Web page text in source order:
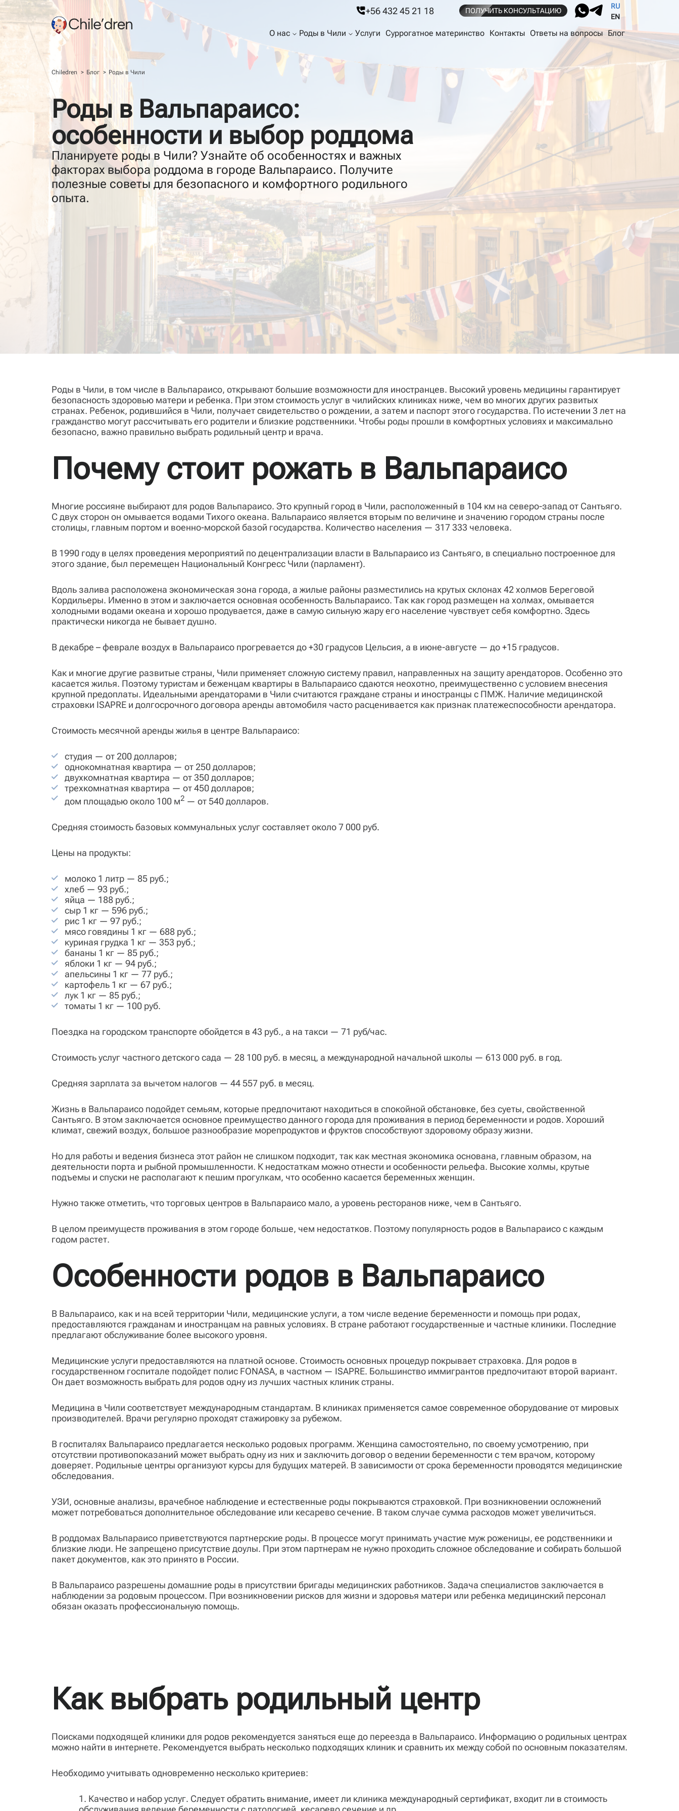
О нас
О нас
Роды в Чили
Почему Чили Роды в Чили Паспорт Чили
Услуги Суррогатное материнство Контакты Ответы на вопросы Блог
+56 432 45 21 18 ПОЛУЧИТЬ КОНСУЛЬТАЦИЮ
RU
EN
Chiledren Блог Роды в Чили
Роды в Вальпараисо:
особенности и выбор роддома
Планируете роды в Чили? Узнайте об особенностях и важных
факторах выбора роддома в городе Вальпараисо. Получите
полезные советы для безопасного и комфортного родильного
опыта.
Роды в Чили, в том числе в Вальпараисо, открывают большие возможности для иностранцев. Высокий уровень медицины гарантирует
безопасность здоровью матери и ребенка. При этом стоимость услуг в чилийских клиниках ниже, чем во многих других развитых
странах. Ребенок, родившийся в Чили, получает свидетельство о рождении, а затем и паспорт этого государства. По истечении 3 лет на
гражданство могут рассчитывать его родители и близкие родственники. Чтобы роды прошли в комфортных условиях и максимально
безопасно, важно правильно выбрать родильный центр и врача.
Почему стоит рожать в Вальпараисо
Многие россияне выбирают для родов Вальпараисо. Это крупный город в Чили, расположенный в 104 км на северо-запад от Сантьяго.
С двух сторон он омывается водами Тихого океана. Вальпараисо является вторым по величине и значению городом страны после
столицы, главным портом и военно-морской базой государства. Количество населения — 317 333 человека.
В 1990 году в целях проведения мероприятий по децентрализации власти в Вальпараисо из Сантьяго, в специально построенное для
этого здание, был перемещен Национальный Конгресс Чили (парламент).
Вдоль залива расположена экономическая зона города, а жилые районы разместились на крутых склонах 42 холмов Береговой
Кордильеры. Именно в этом и заключается основная особенность Вальпараисо. Так как город размещен на холмах, омывается
холодными водами океана и хорошо продувается, даже в самую сильную жару его население чувствует себя комфортно. Здесь
практически никогда не бывает душно.
В декабре – феврале воздух в Вальпараисо прогревается до +30 градусов Цельсия, а в июне-августе — до +15 градусов.
Как и многие другие развитые страны, Чили применяет сложную систему правил, направленных на защиту арендаторов. Особенно это
касается жилья. Поэтому туристам и беженцам квартиры в Вальпараисо сдаются неохотно, преимущественно с условием внесения
крупной предоплаты. Идеальными арендаторами в Чили считаются граждане страны и иностранцы с ПМЖ. Наличие медицинской
страховки ISAPRE и долгосрочного договора аренды автомобиля часто расценивается как признак платежеспособности арендатора.
Стоимость месячной аренды жилья в центре Вальпараисо:
студия — от 200 долларов;
однокомнатная квартира — от 250 долларов;
двухкомнатная квартира — от 350 долларов;
трехкомнатная квартира — от 450 долларов;
дом площадью около 100 м2 — от 540 долларов.
Средняя стоимость базовых коммунальных услуг составляет около 7 000 руб.
Цены на продукты:
молоко 1 литр — 85 руб.;
хлеб — 93 руб.;
яйца — 188 руб.;
сыр 1 кг — 596 руб.;
рис 1 кг — 97 руб.;
мясо говядины 1 кг — 688 руб.;
куриная грудка 1 кг — 353 руб.;
бананы 1 кг — 85 руб.;
яблоки 1 кг — 94 руб.;
апельсины 1 кг — 77 руб.;
картофель 1 кг — 67 руб.;
лук 1 кг — 85 руб.;
томаты 1 кг — 100 руб.
Поездка на городском транспорте обойдется в 43 руб., а на такси — 71 руб/час.
Стоимость услуг частного детского сада — 28 100 руб. в месяц, а международной начальной школы — 613 000 руб. в год.
Средняя зарплата за вычетом налогов — 44 557 руб. в месяц.
Жизнь в Вальпараисо подойдет семьям, которые предпочитают находиться в спокойной обстановке, без суеты, свойственной
Сантьяго. В этом заключается основное преимущество данного города для проживания в период беременности и родов. Хороший
климат, свежий воздух, большое разнообразие морепродуктов и фруктов способствуют здоровому образу жизни.
Но для работы и ведения бизнеса этот район не слишком подходит, так как местная экономика основана, главным образом, на
деятельности порта и рыбной промышленности. К недостаткам можно отнести и особенности рельефа. Высокие холмы, крутые
подъемы и спуски не располагают к пешим прогулкам, что особенно касается беременных женщин.
Нужно также отметить, что торговых центров в Вальпараисо мало, а уровень ресторанов ниже, чем в Сантьяго.
В целом преимуществ проживания в этом городе больше, чем недостатков. Поэтому популярность родов в Вальпараисо с каждым
годом растет.
Особенности родов в Вальпараисо
В Вальпараисо, как и на всей территории Чили, медицинские услуги, а том числе ведение беременности и помощь при родах,
предоставляются гражданам и иностранцам на равных условиях. В стране работают государственные и частные клиники. Последние
предлагают обслуживание более высокого уровня.
Медицинские услуги предоставляются на платной основе. Стоимость основных процедур покрывает страховка. Для родов в
государственном госпитале подойдет полис FONASA, в частном — ISAPRE. Большинство иммигрантов предпочитают второй вариант.
Он дает возможность выбрать для родов одну из лучших частных клиник страны.
Медицина в Чили соответствует международным стандартам. В клиниках применяется самое современное оборудование от мировых
производителей. Врачи регулярно проходят стажировку за рубежом.
В госпиталях Вальпараисо предлагается несколько родовых программ. Женщина самостоятельно, по своему усмотрению, при
отсутствии противопоказаний может выбрать одну из них и заключить договор о ведении беременности с тем врачом, которому
доверяет. Родильные центры организуют курсы для будущих матерей. В зависимости от срока беременности проводятся медицинские
обследования.
УЗИ, основные анализы, врачебное наблюдение и естественные роды покрываются страховкой. При возникновении осложнений
может потребоваться дополнительное обследование или кесарево сечение. В таком случае сумма расходов может увеличиться.
В роддомах Вальпараисо приветствуются партнерские роды. В процессе могут принимать участие муж роженицы, ее родственники и
близкие люди. Не запрещено присутствие доулы. При этом партнерам не нужно проходить сложное обследование и собирать большой
пакет документов, как это принято в России.
В Вальпараисо разрешены домашние роды в присутствии бригады медицинских работников. Задача специалистов заключается в
наблюдении за родовым процессом. При возникновении рисков для жизни и здоровья матери или ребенка медицинский персонал
обязан оказать профессиональную помощь.
Как выбрать родильный центр
Поисками подходящей клиники для родов рекомендуется заняться еще до переезда в Вальпараисо. Информацию о родильных центрах
можно найти в интернете. Рекомендуется выбрать несколько подходящих клиник и сравнить их между собой по основным показателям.
Необходимо учитывать одновременно несколько критериев:
Качество и набор услуг. Следует обратить внимание, имеет ли клиника международный сертификат, входит ли в стоимость